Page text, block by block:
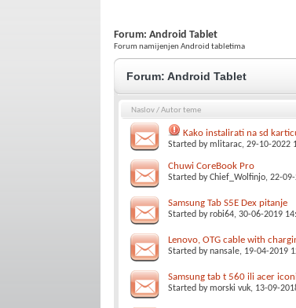
Forum: Android Tablet
Forum namijenjen Android tabletima
Forum: Android Tablet
Naslov/Autor teme
Kako instalirati na sd
Started bymlitarac, 29-10-2022
Chuwi CoreBook Pro
Started byChief_Wolfinjo, 22-
Samsung Tab S5E Dex pitanje
Started byrobi64, 30-06-2019
Lenovo, OTG cable with
Started bynansale, 19-04-2019
Samsung tab t 560 ili acer
Started bymorski vuk, 13-09-